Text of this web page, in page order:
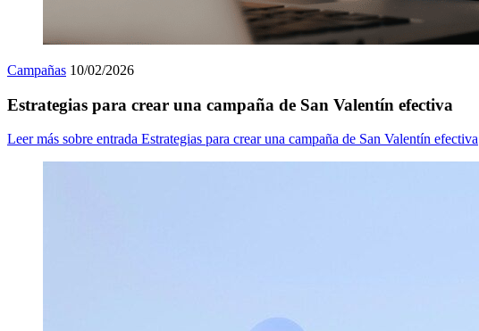
Campañas 10/02/2026
Estrategias para crear una campaña de San Valentín efectiva
Leer más sobre entrada Estrategias para crear una campaña de San Valentín efectiva